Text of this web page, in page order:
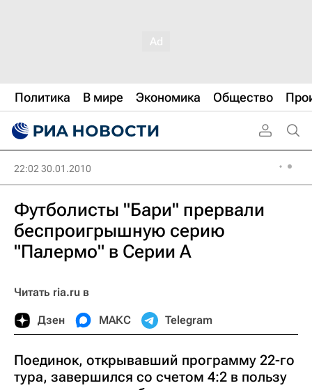
Политика В мире Экономика Общество
22:02 30.01.2010
Футболисты "Бари" прервали
беспроигрышную серию
"Палермо" в Серии А
Читать ria.ru в
Дзен МАКС Telegram
Поединок, открывавший программу 22-го
тура, завершился со счетом 4:2 в пользу